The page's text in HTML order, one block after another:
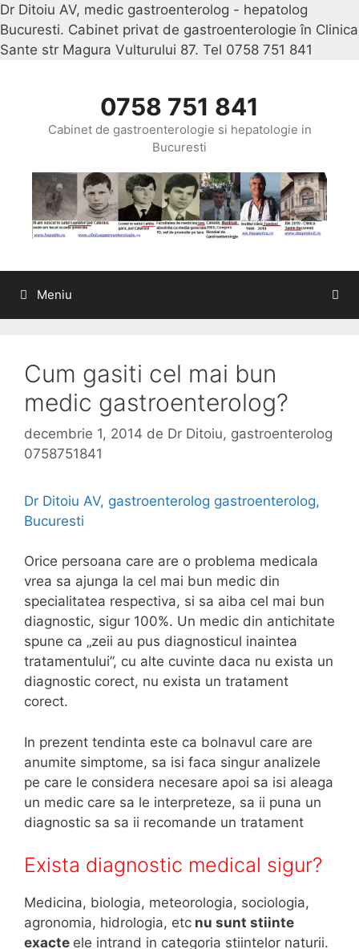
Dr Ditoiu AV, medic gastroenterolog - hepatolog
Bucuresti. Cabinet privat de gastroenterologie în Clinica
Sante str Magura Vulturului 87. Tel 0758 751 841
0758 751 841
Cabinet de gastroenterologie si hepatologie in
Bucuresti
Meniu
Cum gasiti cel mai bun
medic gastroenterolog?
decembrie 1, 2014 de Dr Ditoiu, gastroenterolog
0758751841
Dr Ditoiu AV, gastroenterolog gastroenterolog,
Bucuresti
Orice persoana care are o problema medicala
vrea sa ajunga la cel mai bun medic din
specialitatea respectiva, si sa aiba cel mai bun
diagnostic, sigur 100%. Un medic din antichitate
spune ca „zeii au pus diagnosticul inaintea
tratamentului”, cu alte cuvinte daca nu exista un
diagnostic corect, nu exista un tratament
corect.
In prezent tendinta este ca bolnavul care are
anumite simptome, sa isi faca singur analizele
pe care le considera necesare apoi sa isi aleaga
un medic care sa le interpreteze, sa ii puna un
diagnostic sa sa ii recomande un tratament
Exista diagnostic medical sigur?
Medicina, biologia, meteorologia, sociologia,
agronomia, hidrologia, etc nu sunt stiinte
exacte ele intrand in categoria stiintelor naturii.